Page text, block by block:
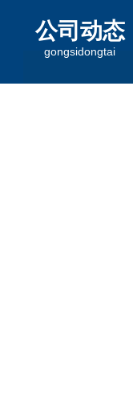
公司动态
gongsidongtai